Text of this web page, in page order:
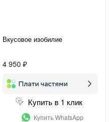
Вкусовое изобилие
4 950 ₽
Купить в 1 клик
Купить WhatsApp